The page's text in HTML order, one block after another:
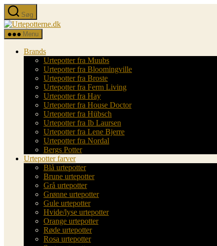
Spring
til
indholdet
Søg
Urtepotterne.dk
Menu
Brands
Urtepotter fra Muubs
Urtepotter fra Bloomingville
Urtepotter fra Broste
Urtepotter fra Ferm Living
Urtepotter fra Hay
Urtepotter fra House Doctor
Urtepotter fra Hübsch
Urtepotter fra Ib Laursen
Urtepotter fra Lene Bjerre
Urtepotter fra Nordal
Bergs Potter
Urtepotter farver
Blå urtepotter
Brune urtepotter
Grå urtepotter
Grønne urtepotter
Gule urtepotter
Hvide/lyse urtepotter
Orange urtepotter
Røde urtepotter
Rosa urtepotter